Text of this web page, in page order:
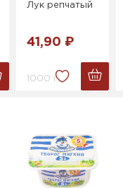
Лук репчатый
41,90 ₽
1000 г.